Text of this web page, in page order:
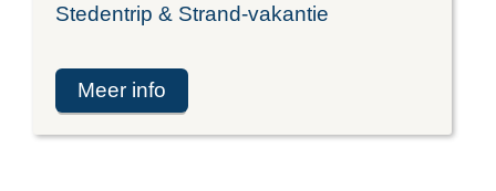
Stedentrip & Strand-vakantie
meer info